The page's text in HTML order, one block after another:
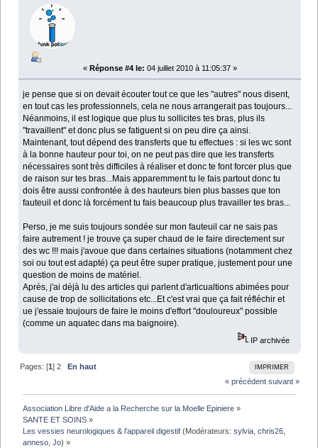
« Réponse #4 le: 04 juillet 2010 à 11:05:37 »
je pense que si on devait écouter tout ce que les "autres" nous disent,
en tout cas les professionnels, cela ne nous arrangerait pas toujours...
Néanmoins, il est logique que plus tu sollicites tes bras, plus ils
"travaillent" et donc plus se fatiguent si on peu dire ça ainsi.
Maintenant, tout dépend des transferts que tu effectues : si les wc sont
à la bonne hauteur pour toi, on ne peut pas dire que les transferts
nécessaires sont très difficiles à réaliser et donc te font forcer plus que
de raison sur tes bras...Mais apparemment tu le fais partout donc tu
dois être aussi confrontée à des hauteurs bien plus basses que ton
fauteuil et donc là forcément tu fais beaucoup plus travailler tes bras...
Perso, je me suis toujours sondée sur mon fauteuil car ne sais pas
faire autrement ! je trouve ça super chaud de le faire directement sur
des wc !!! mais j'avoue que dans certaines situations (notamment chez
soi ou tout est adapté) ça peut être super pratique, justement pour une
question de moins de matériel.
Après, j'ai déjà lu des articles qui parlent d'articualtions abimées pour
cause de trop de sollicitations etc...Et c'est vrai que ça fait réfléchir et
ue j'essaie toujours de faire le moins d'effort "douloureux" possible
(comme un aquatec dans ma baignoire).
IP archivée
IMPRIMER
Pages: [1]2
En haut
« précédent suivant »
Association Libre d'Aide a la Recherche sur la Moelle Epiniere »
SANTE ET SOINS »
Les vessies neurologiques & l'appareil digestif (Modérateurs:sylvia ,chris26
anneso ,Jo) »